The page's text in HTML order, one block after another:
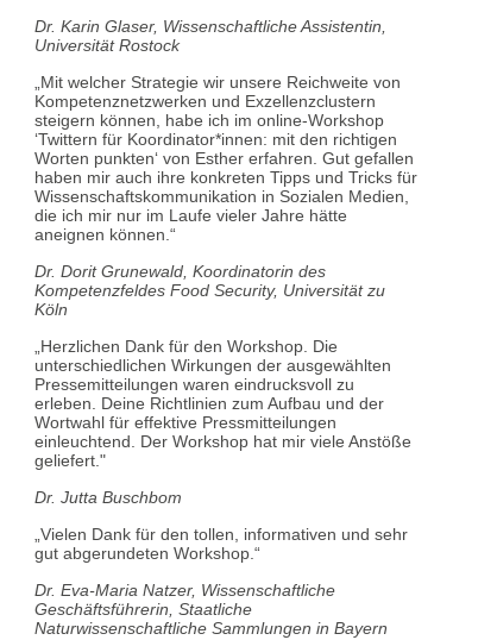
Anzahl der Teilnehmenden
intensives wie interaktives Arbeiten ermöglicht, die
Referentin auf Zwischenfragen eingehen kann und
Teilnehmenden konkrete Lösungen mitnehmen.
Referentin
Wissenschaftsredakteurin, Journalistin und
Biologin Dr. Esther Schwarz-Weig, Trainerin bei
WissensWorte
Der Veranstalter fördert diesen Workshop. Dank
dessen fallen nur geringe Gebühren für die
Teilnehmenden an; insbesondere für
Wissenschaftlerinnen und Wissenschaftler im
frühen Karriere-Stadium. Alle Preise finden Sie auf
der Seite der Kongressregistrierung.
intensives wie
die
mitnehmen.
Referentin
Preis
der Seite der
Dr. Karin Glaser, Wissenschaftliche Assistentin,
Universität Rostock
„Mit welcher Strategie wir unsere Reichweite von
Kompetenznetzwerken und Exzellenzclustern
steigern können, habe ich im online-Workshop
‘Twittern für Koordinator*innen: mit den richtigen
Worten punkten‘ von Esther erfahren. Gut gefallen
haben mir auch ihre konkreten Tipps und Tricks für
Wissenschaftskommunikation in Sozialen Medien,
die ich mir nur im Laufe vieler Jahre hätte
aneignen können.“
Dr. Dorit Grunewald, Koordinatorin des
Kompetenzfeldes Food Security, Universität zu
Köln
„Herzlichen Dank für den Workshop. Die
unterschiedlichen Wirkungen der ausgewählten
Pressemitteilungen waren eindrucksvoll zu
erleben. Deine Richtlinien zum Aufbau und der
Wortwahl für effektive Pressmitteilungen
einleuchtend. Der Workshop hat mir viele Anstöße
geliefert."
Dr. Jutta Buschbom
„Vielen Dank für den tollen, informativen und sehr
gut abgerundeten Workshop.“
Dr. Eva-Maria Natzer, Wissenschaftliche
Geschäftsführerin, Staatliche
Naturwissenschaftliche Sammlungen in Bayern